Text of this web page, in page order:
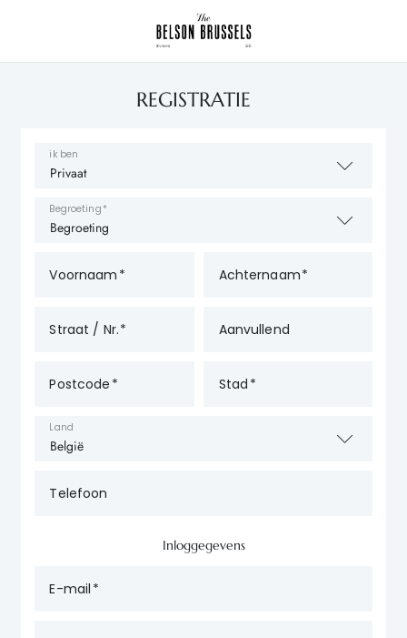
REGISTRATIE
ik ben
Begroeting
Voornaam Achternaam
Straat / Nr. Aanvullend
Postcode Stad
Land
Telefoon
Inloggegevens
E-mail